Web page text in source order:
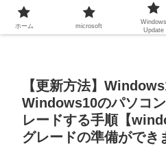
【更新方法】
Windows10のパソコ
レードする手順【
グレードの準備ができ
ホーム microsoft
Windows
Update